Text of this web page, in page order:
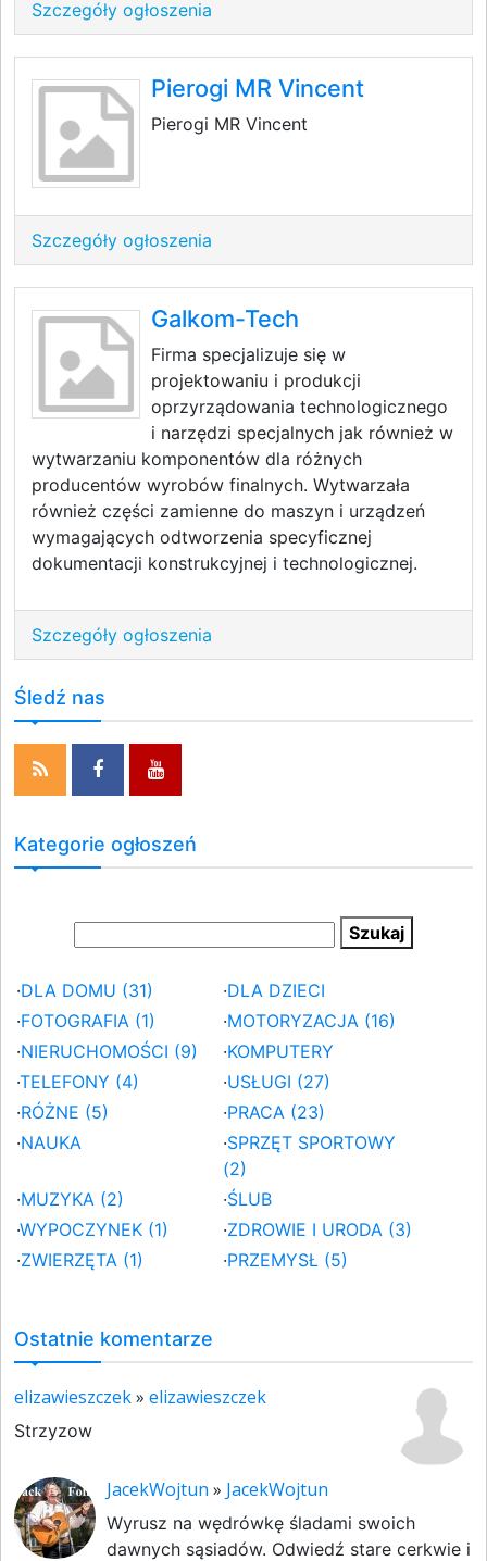
Szczegóły ogłoszenia
Pierogi MR Vincent
Pierogi MR Vincent
Szczegóły ogłoszenia
Galkom-Tech
Firma specjalizuje się w
projektowaniu i produkcji
oprzyrządowania technologicznego
i narzędzi specjalnych jak również w
wytwarzaniu komponentów dla różnych
producentów wyrobów finalnych. Wytwarzała
również części zamienne do maszyn i urządzeń
wymagających odtworzenia specyficznej
dokumentacji konstrukcyjnej i technologicznej.
Szczegóły ogłoszenia
Śledź nas
Kategorie ogłoszeń
·DLA DOMU (31) ·DLA DZIECI
·FOTOGRAFIA (1) ·MOTORYZACJA (16)
·NIERUCHOMOŚCI (9) ·KOMPUTERY
·TELEFONY (4) ·USŁUGI (27)
·RÓŻNE (5) ·PRACA (23)
·NAUKA ·SPRZĘT SPORTOWY
(2)
·MUZYKA (2) ·ŚLUB
·WYPOCZYNEK (1) ·ZDROWIE I URODA (3)
·ZWIERZĘTA (1) ·PRZEMYSŁ (5)
Ostatnie komentarze
elizawieszczek» elizawieszczek
Strzyzow
JacekWojtun » JacekWojtun
Wyrusz na wędrówkę śladami swoich
dawnych sąsiadów. Odwiedź stare cerkwie i